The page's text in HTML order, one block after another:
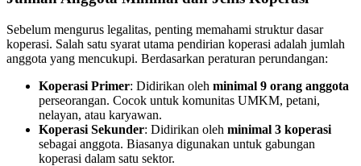
Sebelum mengurus legalitas, penting memahami struktur dasar
koperasi. Salah satu syarat utama pendirian koperasi adalah jumlah
anggota yang mencukupi. Berdasarkan peraturan perundangan:
Koperasi Primer: Didirikan oleh minimal 9 orang anggota
perseorangan. Cocok untuk komunitas UMKM, petani,
nelayan, atau karyawan.
Koperasi Sekunder: Didirikan oleh minimal 3 koperasi
sebagai anggota. Biasanya digunakan untuk gabungan
koperasi dalam satu sektor.